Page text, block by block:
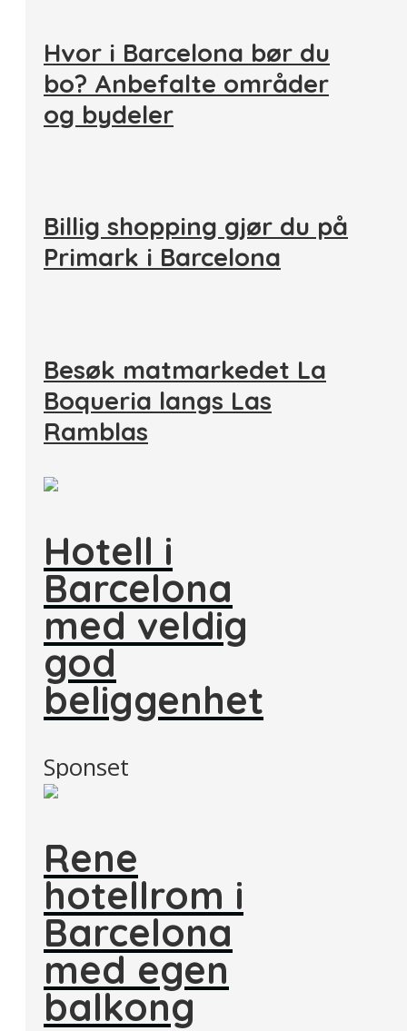
Hvor i Barcelona bør du
bo? Anbefalte områder
og bydeler
Billig shopping gjør du på
Primark i Barcelona
Besøk matmarkedet La
Boqueria langs Las
Ramblas
Hotell i
Barcelona
med veldig
god
beliggenhet
Sponset
Rene
hotellrom i
Barcelona
med egen
balkong